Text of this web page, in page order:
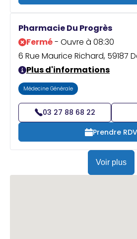
Pharmacie Du Progrès
Fermé- Ouvre à 08:30
6 Rue Maurice Richard, 59187
Plus d'informations
Médecine Générale
03 27 88 68 22
Prendre RDV
Voir plus